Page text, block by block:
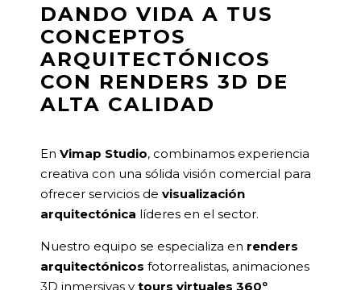
DANDO VIDA A TUS
CONCEPTOS
ARQUITECTÓNICOS
CON RENDERS 3D DE
ALTA CALIDAD
En Vimap Studio, combinamos experiencia
creativa con una sólida visión comercial para
ofrecer servicios de visualización
arquitectónica líderes en el sector.
Nuestro equipo se especializa en renders
arquitectónicos fotorrealistas, animaciones
3D inmersivas y tours virtuales 360º